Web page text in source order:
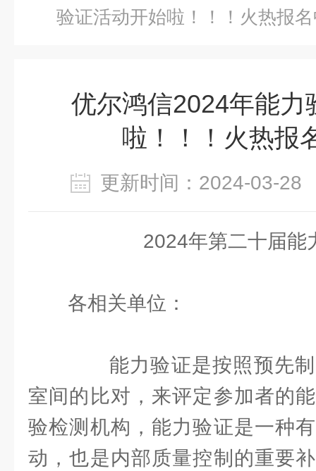
验证活动开始啦！！！火热报
优尔鸿信2024年能力
啦！！！火热报
更新时间：2024-03-
2024年第二十届能
各相关单位：
能力验证是按照预先制
室间的比对，来评定参加者的
验检测机构，能力验证是一种
动，也是内部质量控制的重要